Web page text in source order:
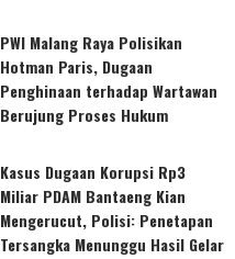
PWI Malang Raya Polisikan
Hotman Paris, Dugaan
Penghinaan terhadap Wartawan
Berujung Proses Hukum
Kasus Dugaan Korupsi Rp3
Miliar PDAM Bantaeng Kian
Mengerucut, Polisi: Penetapan
Tersangka Menunggu Hasil Gelar